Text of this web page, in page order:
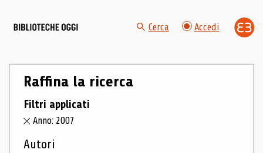
Cerca Accedi
Raffina la ricerca
Filtri applicati
Anno: 2007
Autori